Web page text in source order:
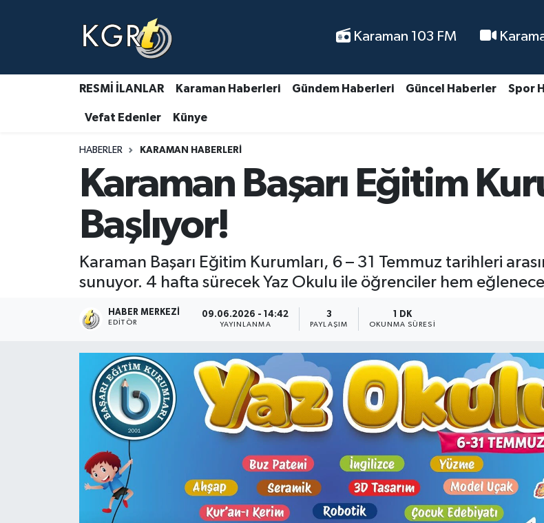
Karaman 103 FM
RESMİ İLANLAR Karaman Haberleri Gündem Haberleri Güncel Haberler Spor
Vefat Edenler Künye
HABERLER KARAMAN HABERLERI
Karaman Başarı Eğitim
Başlıyor!
Karaman Başarı Eğitim Kurumları, 6 – 31 Temmuz tarihleri
sunuyor. 4 hafta sürecek Yaz Okulu ile öğrenciler hem
HABER MERKEZI
EDITÖR
09.06.2026 - 14:42
YAYINLANMA
3
PAYLAŞIM
1 DK
OKUNMA SÜRESI
Karaman Haberleri
Gündem Haberleri
Güncel Haberler
Asayiş Haberleri
Ulusal Haberler
Vefat Edenler